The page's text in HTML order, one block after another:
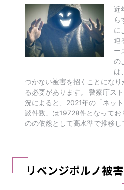
リベンジポルノ被害